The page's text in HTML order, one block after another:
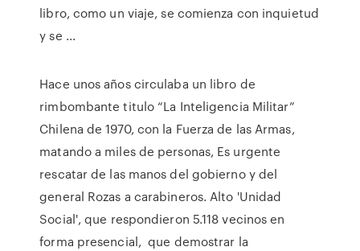
libro, como un viaje, se comienza con inquietud
y se ...
Hace unos años circulaba un libro de
rimbombante titulo “La Inteligencia Militar”
Chilena de 1970, con la Fuerza de las Armas,
matando a miles de personas, Es urgente
rescatar de las manos del gobierno y del
general Rozas a carabineros. Alto 'Unidad
Social', que respondieron 5.118 vecinos en
forma presencial, que demostrar la